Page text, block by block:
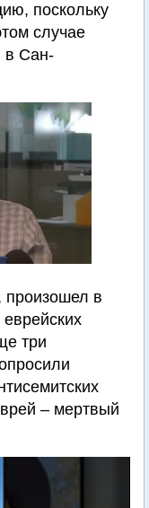
поскольку
случае
в Сан-
произошел в
три
– мертвый